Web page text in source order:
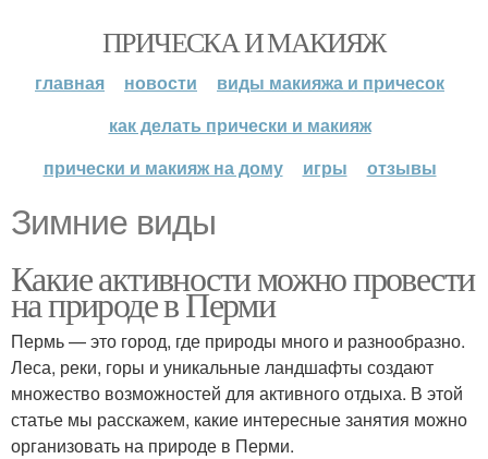
ПРИЧЕСКА И МАКИЯЖ
главная новости
виды макияжа и причесок
как делать прически и макияж
прически и макияж на дому
игры отзывы
Зимние виды
Какие активности можно провести
на природе в Перми
Пермь — это город, где природы много и разнообразно.
Леса, реки, горы и уникальные ландшафты создают
множество возможностей для активного отдыха. В этой
статье мы расскажем, какие интересные занятия можно
организовать на природе в Перми.